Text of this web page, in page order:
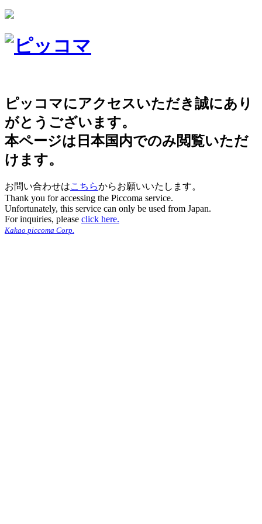
ピッコマにアクセスいただき誠にあり
がとうございます。
本ページは日本国内でのみ閲覧いただ
けます。
お問い合わせはこちらからお願いいたします。
Thank you for accessing the Piccoma service.
Unfortunately, this service can only be used from Japan.
For inquiries, please click here.
Kakao piccoma Corp.